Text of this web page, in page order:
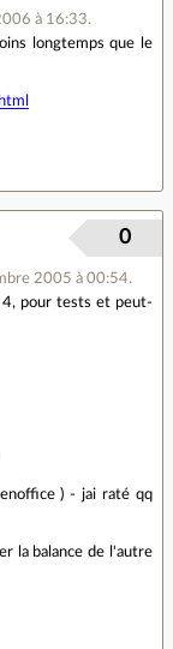
à 16:33.
longtemps que le
2005 à 00:54.
0
4, pour tests et peut-
) - jai raté qq
la balance de l'autre